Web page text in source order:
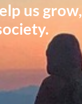
us grow,